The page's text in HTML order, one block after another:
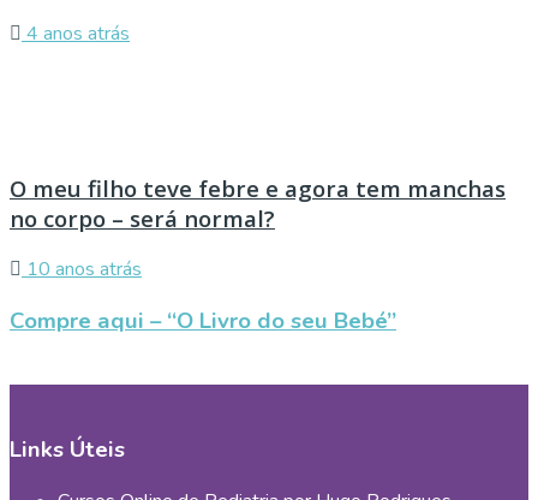
4 anos atrás
O meu filho teve febre e agora tem manchas
no corpo – será normal?
10 anos atrás
Compre aqui – “O Livro do seu Bebé”
Links Úteis